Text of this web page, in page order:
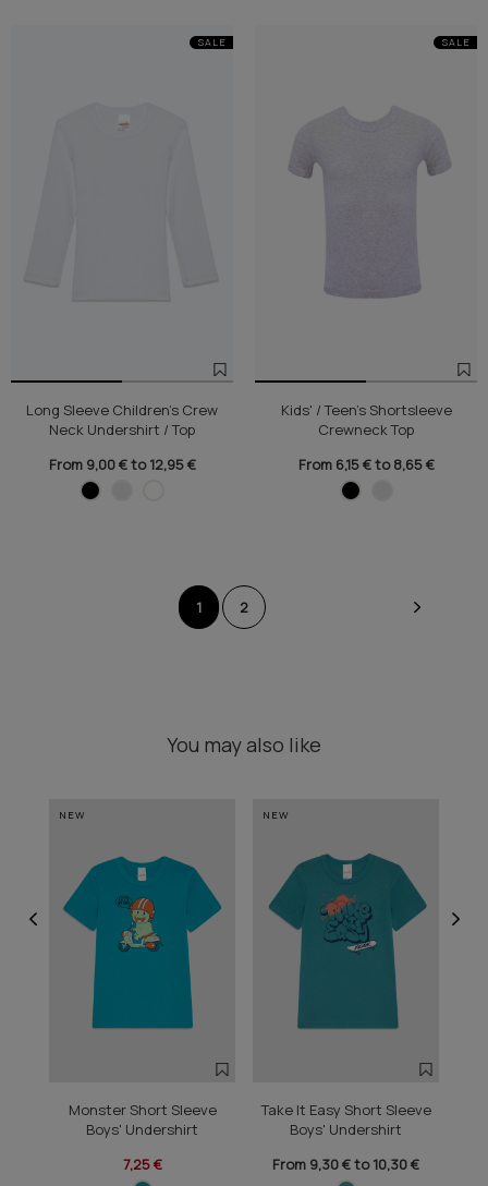
SALE
Long Sleeve Children's Crew
Neck Undershirt / Top
From 9,00 € to 12,95 €
SALE
Kids' / Teen's Shortsleeve
Crewneck Top
From 6,15 € to 8,65 €
1 2
You may also like
NEW
Monster Short Sleeve
Boys' Undershirt
7,25 €
NEW
Take It Easy Short Sleeve
Boys' Undershirt
From 9,30 € to 10,30 €